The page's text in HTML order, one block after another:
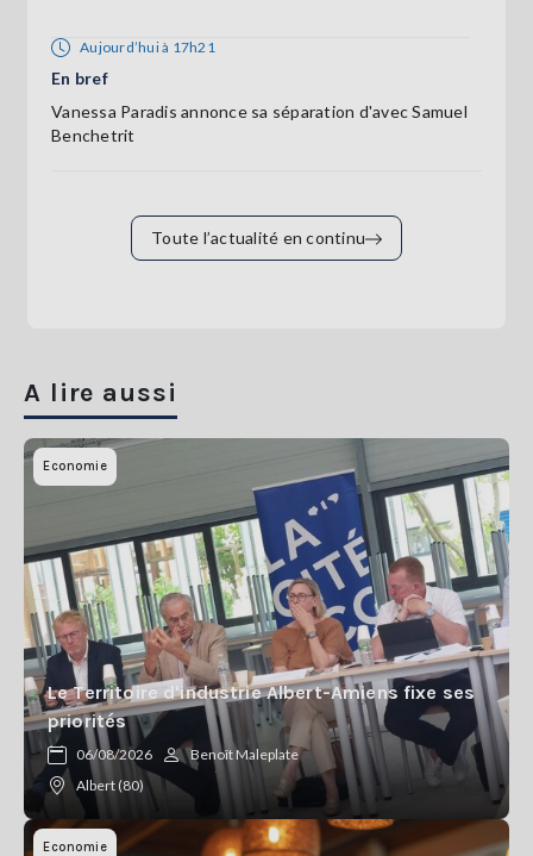
Aujourd’hui à 17h21
En bref
Vanessa Paradis annonce sa séparation d'avec Samuel
Benchetrit
Toute l’actualité en continu
A lire aussi
Economie
Le Territoire d'industrie Albert-Amiens fixe ses
priorités
06/08/2026
Benoît Maleplate
Albert (80)
Economie